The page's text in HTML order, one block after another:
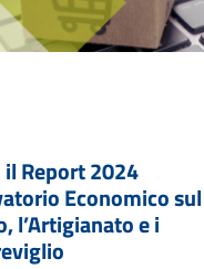
Report 2024
Economico sul
l’Artigianato e i